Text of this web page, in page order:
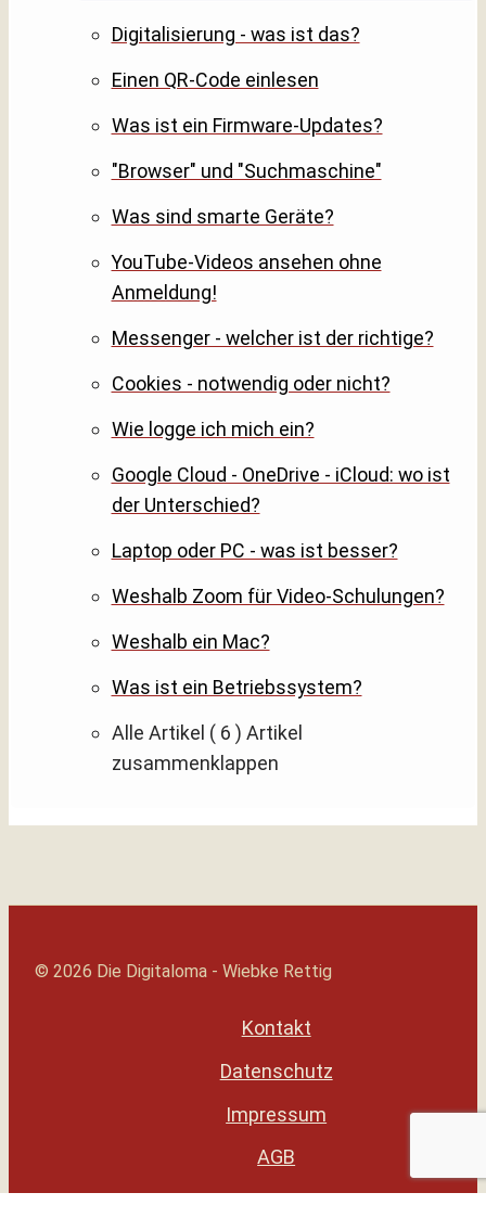
Digitalisierung - was ist das?
Einen QR-Code einlesen
Was ist ein Firmware-Updates?
"Browser" und "Suchmaschine"
Was sind smarte Geräte?
YouTube-Videos ansehen ohne
Anmeldung!
Messenger - welcher ist der richtige?
Cookies - notwendig oder nicht?
Wie logge ich mich ein?
Google Cloud - OneDrive - iCloud: wo ist
der Unterschied?
Laptop oder PC - was ist besser?
Weshalb Zoom für Video-Schulungen?
Weshalb ein Mac?
Was ist ein Betriebssystem?
Alle Artikel ( 6 ) Artikel
zusammenklappen
© 2026 Die Digitaloma - Wiebke Rettig
Kontakt
Datenschutz
Impressum
AGB